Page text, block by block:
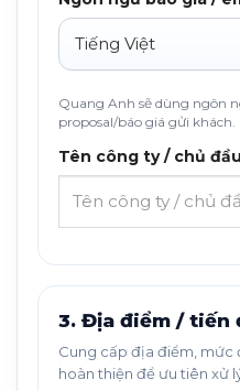
Quang Anh sẽ dùng ngôn
proposal/báo giá gửi khách.
Tên công ty / chủ
3. Địa điểm / tiến
Cung cấp địa điểm, mức
hoàn thiện để ưu tiên xử